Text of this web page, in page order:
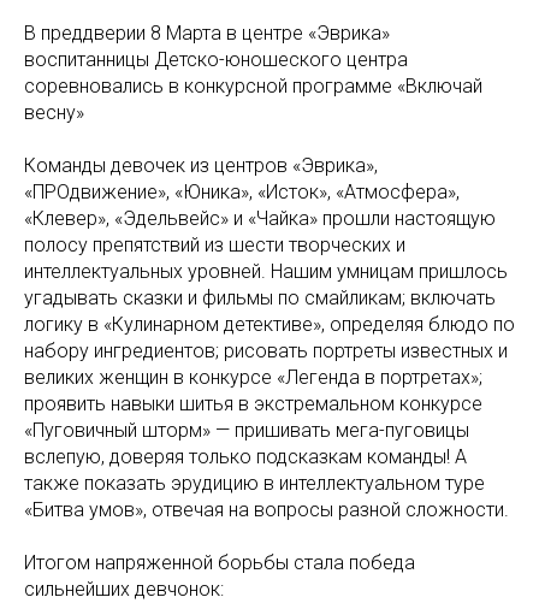
В преддверии 8 Марта в центре «Эврика»
воспитанницы Детско-юношеского центра
соревновались в конкурсной программе «Включай
весну»
Команды девочек из центров «Эврика»,
«ПРОдвижение», «Юника», «Исток», «Атмосфера»,
«Клевер», «Эдельвейс» и «Чайка» прошли настоящую
полосу препятствий из шести творческих и
интеллектуальных уровней. Нашим умницам пришлось
угадывать сказки и фильмы по смайликам; включать
логику в «Кулинарном детективе», определяя блюдо по
набору ингредиентов; рисовать портреты известных и
великих женщин в конкурсе «Легенда в портретах»;
проявить навыки шитья в экстремальном конкурсе
«Пуговичный шторм» — пришивать мега-пуговицы
вслепую, доверяя только подсказкам команды! А
также показать эрудицию в интеллектуальном туре
«Битва умов», отвечая на вопросы разной сложности.
Итогом напряженной борьбы стала победа
сильнейших девчонок: